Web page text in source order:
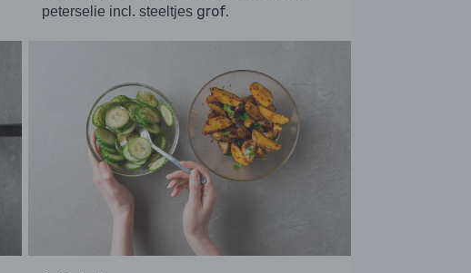
peterselie incl. steeltjes grof.